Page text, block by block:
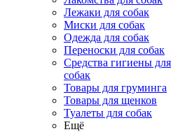
Лежаки для собак
Миски для собак
Одежда для собак
Переноски для собак
Средства гигиены для
собак
Товары для груминга
Товары для щенков
Туалеты для собак
Ещё